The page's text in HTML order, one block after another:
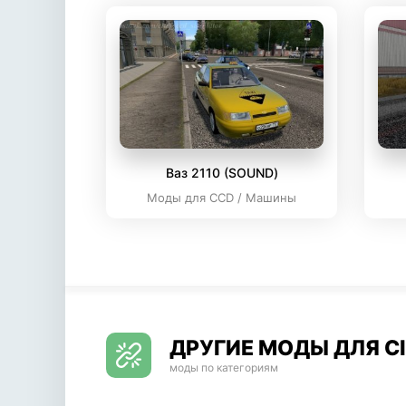
Ваз 2110 (SOUND)
Моды для CCD / Машины
ДРУГИЕ МОДЫ ДЛЯ
моды по категориям